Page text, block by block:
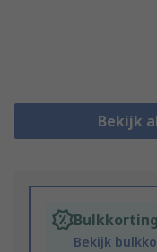
Bekijk
Bekijk